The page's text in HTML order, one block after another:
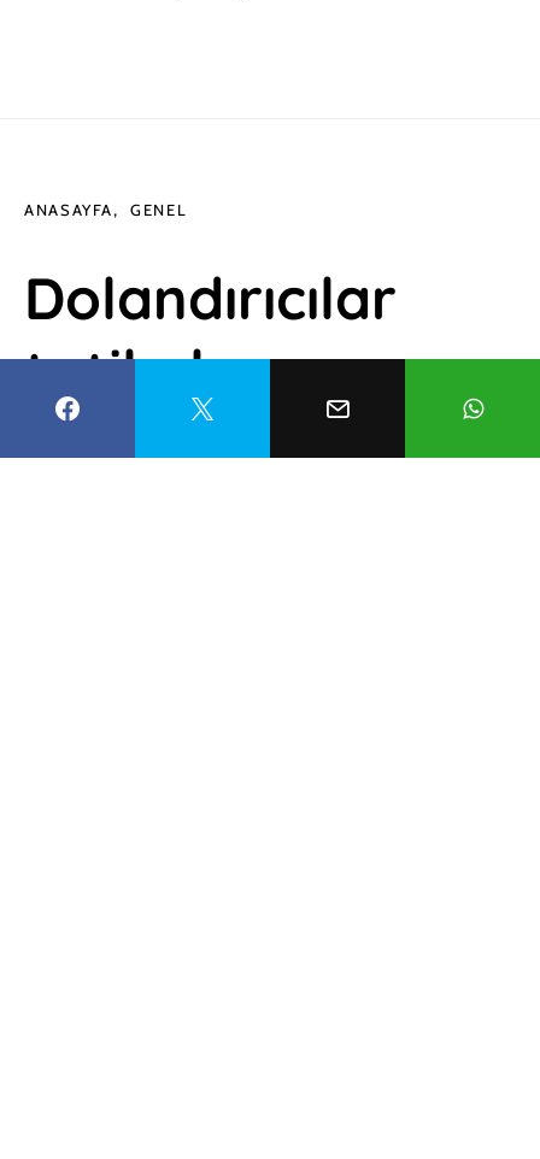
ANASAYFA GENEL
Dolandırıcılar
tatil planı
yapanları hedef